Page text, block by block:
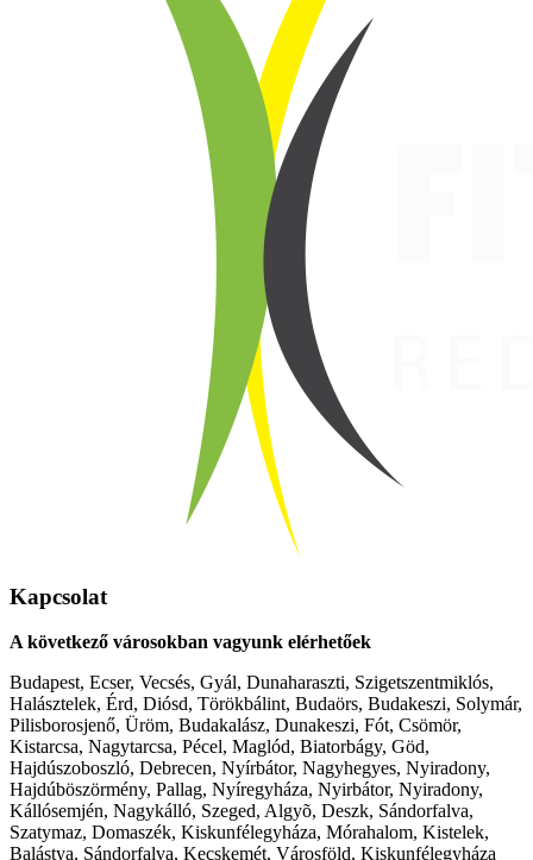
Kapcsolat
A következő városokban vagyunk elérhetőek
Budapest, Ecser, Vecsés, Gyál, Dunaharaszti, Szigetszentmiklós,
Halásztelek, Érd, Diósd, Törökbálint, Budaörs, Budakeszi, Solymár,
Pilisborosjenő, Üröm, Budakalász, Dunakeszi, Fót, Csömör,
Kistarcsa, Nagytarcsa, Pécel, Maglód, Biatorbágy, Göd,
Hajdúszoboszló, Debrecen, Nyírbátor, Nagyhegyes, Nyiradony,
Hajdúböszörmény, Pallag, Nyíregyháza, Nyirbátor, Nyiradony,
Kállósemjén, Nagykálló, Szeged, Algyõ, Deszk, Sándorfalva,
Szatymaz, Domaszék, Kiskunfélegyháza, Mórahalom, Kistelek,
Balástya, Sándorfalva, Kecskemét, Városföld, Kiskunfélegyháza